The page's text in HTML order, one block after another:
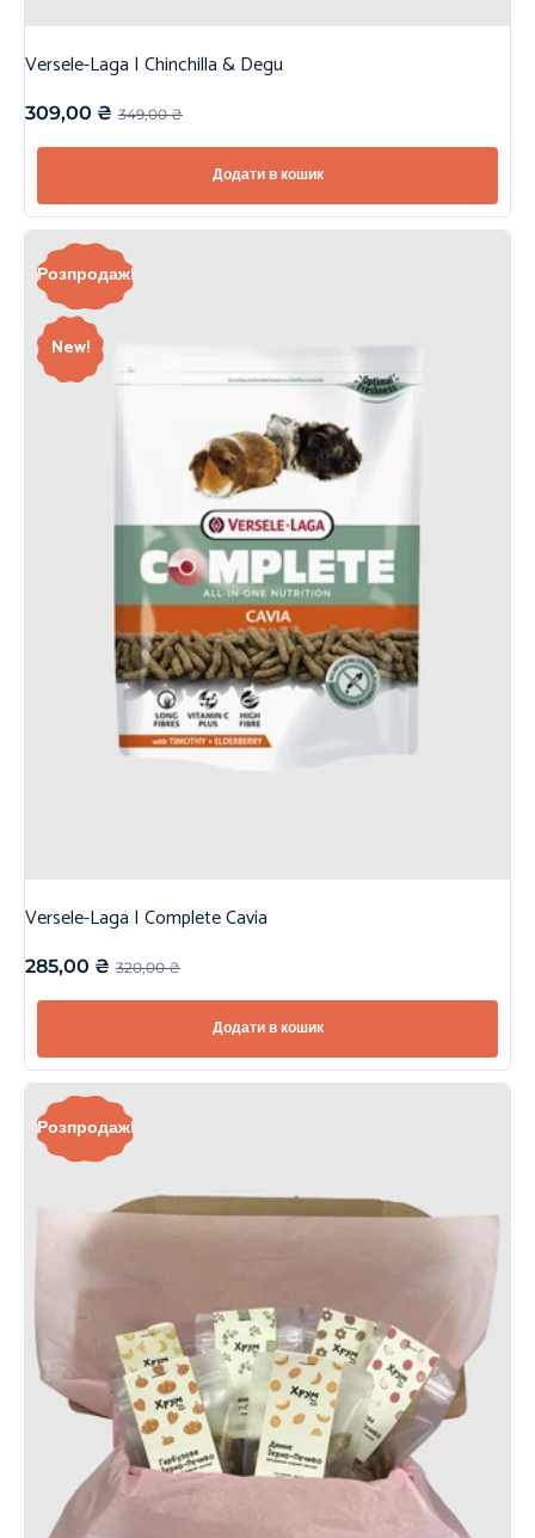
Versele-Laga | Chinchilla & Degu
349,00₴
309,00 ₴
Додати в кошик
New!
Розпродаж!
Versele-Laga | Complete Cavia
320,00₴
285,00 ₴
Додати в кошик
Розпродаж!